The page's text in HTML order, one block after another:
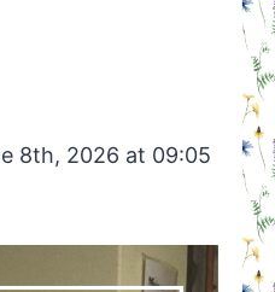
8th, 2026 at 09:05